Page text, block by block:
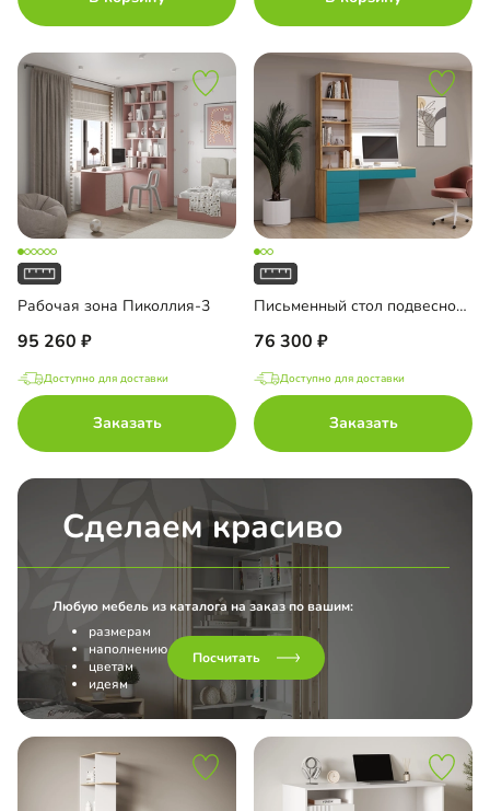
Рабочая зона Пиколлия-3
95 260
Доступно для доставки
Заказать
Письменный стол подвесной Мобаро-3
76 300
Доступно для доставки
Заказать
Сделаем красиво
Любую мебель из каталога на заказ по вашим:
размерам
наполнению
цветам
идеям
Посчитать